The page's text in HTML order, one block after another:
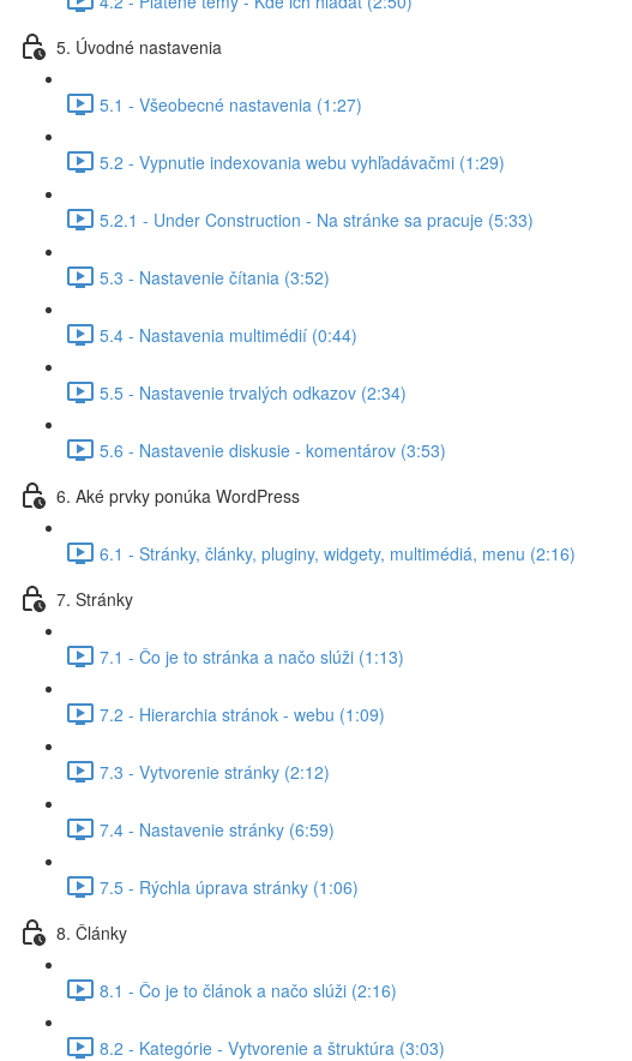
5. Úvodné nastavenia
5.1 - Všeobecné nastavenia (1:27)
5.2 - Vypnutie indexovania webu vyhľadávačmi (1:29)
5.2.1 - Under Construction - Na stránke sa pracuje (5:33)
5.3 - Nastavenie čítania (3:52)
5.4 - Nastavenia multimédií (0:44)
5.5 - Nastavenie trvalých odkazov (2:34)
5.6 - Nastavenie diskusie - komentárov (3:53)
6. Aké prvky ponúka WordPress
6.1 - Stránky, články, pluginy, widgety, multimédiá, menu (2:16)
7. Stránky
7.1 - Čo je to stránka a načo slúži (1:13)
7.2 - Hierarchia stránok - webu (1:09)
7.3 - Vytvorenie stránky (2:12)
7.4 - Nastavenie stránky (6:59)
7.5 - Rýchla úprava stránky (1:06)
8. Články
8.1 - Čo je to článok a načo slúži (2:16)
8.2 - Kategórie - Vytvorenie a štruktúra (3:03)